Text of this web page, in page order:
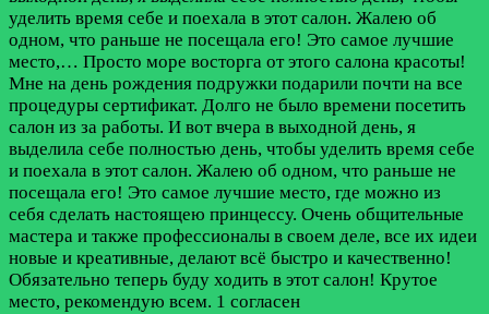
уделить время себе и поехала в этот салон. Жалею об
одном, что раньше не посещала его! Это самое лучшие
место,… Просто море восторга от этого салона красоты!
Мне на день рождения подружки подарили почти на все
процедуры сертификат. Долго не было времени посетить
салон из за работы. И вот вчера в выходной день, я
выделила себе полностью день, чтобы уделить время себе
и поехала в этот салон. Жалею об одном, что раньше не
посещала его! Это самое лучшие место, где можно из
себя сделать настоящею принцессу. Очень общительные
мастера и также профессионалы в своем деле, все их идеи
новые и креативные, делают всё быстро и качественно!
Обязательно теперь буду ходить в этот салон! Крутое
место, рекомендую всем. 1 согласен